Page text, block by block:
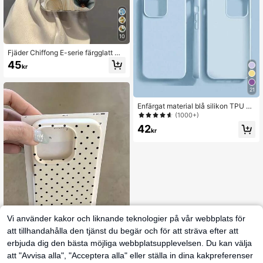
10
Fjäder Chiffong E-serie färgglatt må
lat stötsäkert mobilskal, kompatibel
t med 17 Pro Max 17 Pro 17 Air 16 15
3 A04 A05 A14 A12 A15 A33 A53 A
32 A35 A34, hållbart skyddande m
obilskal
45kr
7
Prickig TPU-mobilskal i vitt och sva
21
Enfärgat material blå silikon TPU st
ötsäker anti-gulning mjuk beröring r
nskal kompatibel med iPhone vår p
(1000+)
42kr
Vi använder kakor och liknande teknologier på vår webbplats för
att tillhandahålla den tjänst du begär och för att sträva efter att
erbjuda dig den bästa möjliga webbplatsupplevelsen. Du kan välja
att "Avvisa alla", "Acceptera alla" eller ställa in dina kakpreferenser